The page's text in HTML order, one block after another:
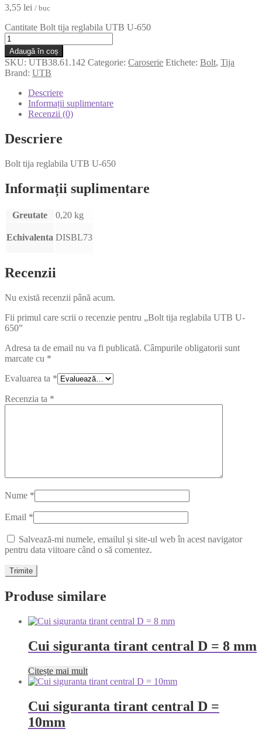
3,55 lei / buc
Cantitate Bolt tija reglabila UTB U-650
Adaugă în coș
SKU: UTB38.61.142 Categorie: Caroserie Etichete: Bolt, Tija
Brand: UTB
Descriere
Informații suplimentare
Recenzii (0)
Descriere
Bolt tija reglabila UTB U-650
Informații suplimentare
Greutate 0,20 kg
Echivalenta DISBL73
Recenzii
Nu există recenzii până acum.
Fii primul care scrii o recenzie pentru „Bolt tija reglabila UTB U-
650”
Adresa ta de email nu va fi publicată. Câmpurile obligatorii sunt
marcate cu *
Evaluarea ta *
Recenzia ta *
Nume *
Email *
Salvează-mi numele, emailul și site-ul web în acest navigator
pentru data viitoare când o să comentez.
Produse similare
Cui siguranta tirant central D = 8 mm
Citește mai mult
Cui siguranta tirant central D =
10mm